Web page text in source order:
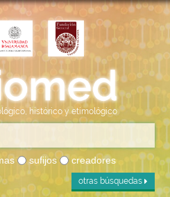
histórico y etimológico
sufijos creadores
otras búsquedas